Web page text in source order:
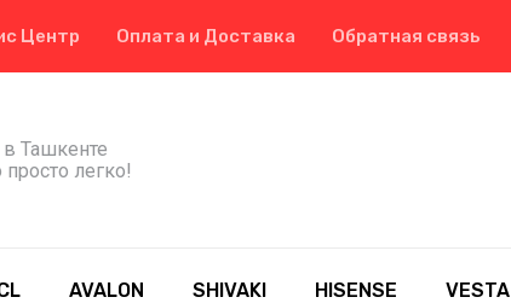
Центр Оплата и Доставка Обратная связь
Ташкенте
просто легко!
AVALON SHIVAKI HISENSE VESTA